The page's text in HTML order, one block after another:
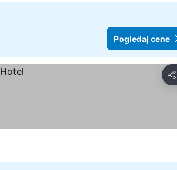
Pogledaj cene
Deli